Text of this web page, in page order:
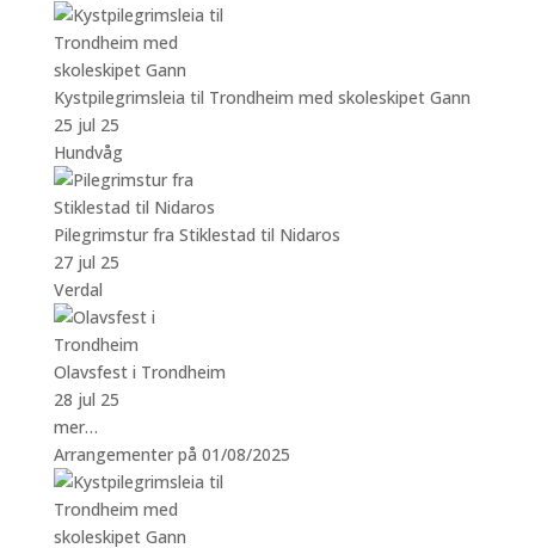
Kystpilegrimsleia til Trondheim med skoleskipet Gann
25 jul 25
Hundvåg
Pilegrimstur fra Stiklestad til Nidaros
27 jul 25
Verdal
Olavsfest i Trondheim
28 jul 25
mer…
Arrangementer på 01/08/2025